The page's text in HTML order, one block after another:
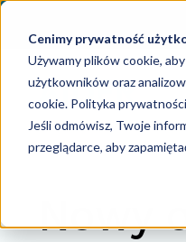
Cenimy prywatność
Używamy plików cookie,
użytkowników oraz
cookie.Polityka
Jeśli odmówisz, Twoje
przeglądarce, aby
Nowy